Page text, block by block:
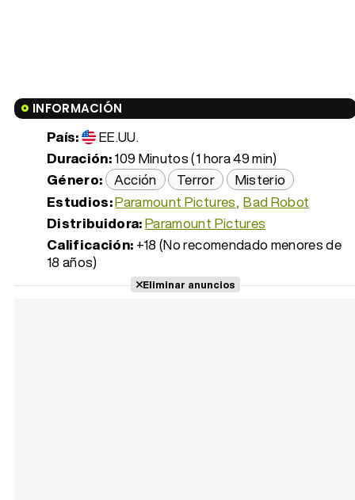
INFORMACIÓN
País:
EE.UU.
Duración:109 Minutos (1 hora 49 min)
Género: Acción Terror
Misterio
Estudios:Paramount Pictures Bad Robot
Distribuidora:Paramount Pictures
Calificación: +18 (No recomendado menores de
18 años)
Eliminar anuncios